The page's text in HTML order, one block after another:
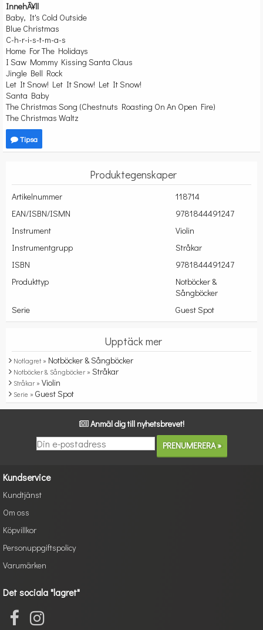
InnehÃ¥ll
Baby, It's Cold Outside
Blue Christmas
C-h-r-i-s-t-m-a-s
Home For The Holidays
I Saw Mommy Kissing Santa Claus
Jingle Bell Rock
Let It Snow! Let It Snow! Let It Snow!
Santa Baby
The Christmas Song (Chestnuts Roasting On An Open Fire)
The Christmas Waltz
Tipsa
Produktegenskaper
Artikelnummer
118714
EAN/ISBN/ISMN
9781844491247
Instrument
Violin
Instrumentgrupp
Stråkar
ISBN
9781844491247
Produkttyp
Notböcker &
Sångböcker
Serie
Guest Spot
Upptäck mer
Notlagret » Notböcker & Sångböcker
Notböcker & Sångböcker » Stråkar
Stråkar » Violin
Serie » Guest Spot
Anmäl dig till nyhetsbrevet!
Kundservice
Kundtjänst
Om oss
Köpvillkor
Personuppgiftspolicy
Varumärken
Det sociala "lagret"